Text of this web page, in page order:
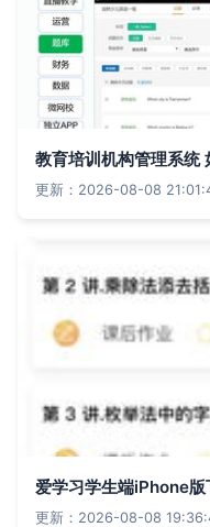
教育培训机构管理系统
更新：2026-08-08
爱学习学生端iPhone
更新：2026-08-08